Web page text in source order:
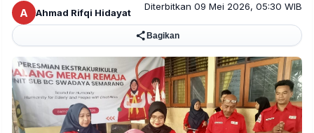
A Ahmad Rifqi Hidayat
Diterbitkan 09 Mei 2026, 05:30 WIB
Bagikan